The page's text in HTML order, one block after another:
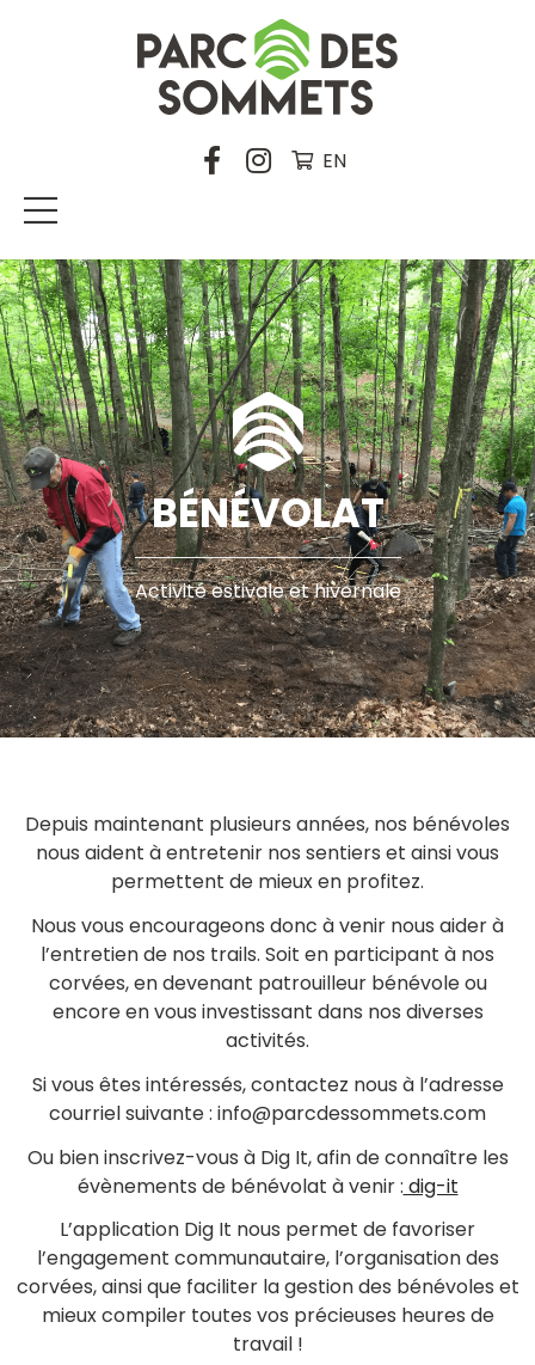
EN
BÉNÉVOLAT
Activité estivale et hivernale
Depuis maintenant plusieurs années, nos bénévoles
nous aident à entretenir nos sentiers et ainsi vous
permettent de mieux en profitez.
Nous vous encourageons donc à venir nous aider à
l’entretien de nos trails. Soit en participant à nos
corvées, en devenant patrouilleur bénévole ou
encore en vous investissant dans nos diverses
activités.
Si vous êtes intéressés, contactez nous à l’adresse
courriel suivante : info@parcdessommets.com
Ou bien inscrivez-vous à Dig It, afin de connaître les
évènements de bénévolat à venir : dig-it
L’application Dig It nous permet de favoriser
l’engagement communautaire, l’organisation des
corvées, ainsi que faciliter la gestion des bénévoles et
mieux compiler toutes vos précieuses heures de
travail !